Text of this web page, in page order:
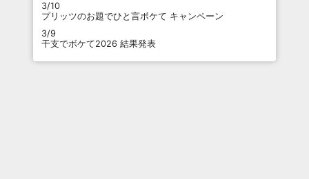
3/10
プリッツのお題でひと言ボケて キャンペーン
3/9
干支でボケて2026 結果発表